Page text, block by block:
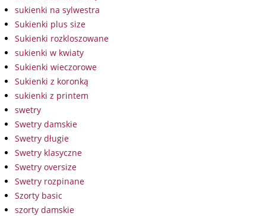
sukienki na sylwestra
Sukienki plus size
Sukienki rozkloszowane
sukienki w kwiaty
Sukienki wieczorowe
Sukienki z koronką
sukienki z printem
swetry
Swetry damskie
Swetry długie
Swetry klasyczne
Swetry oversize
Swetry rozpinane
Szorty basic
szorty damskie